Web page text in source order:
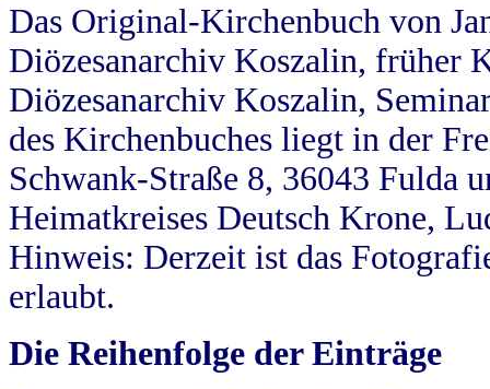
Das Original-Kirchenbuch von
Diözesanarchiv Koszalin, früher
Diözesanarchiv Koszalin,
des Kirchenbuches liegt in der
Schwank-Straße 8, 36043 Fulda
Heimatkreises Deutsch Krone,
Hinweis: Derzeit ist das
erlaubt.
Die Reihenfolge der Einträge